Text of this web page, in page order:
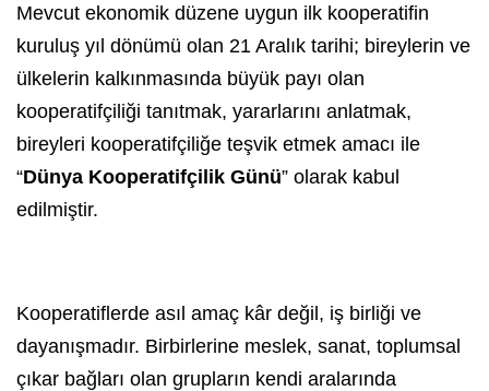
Mevcut ekonomik düzene uygun ilk kooperatifin
kuruluş yıl dönümü olan 21 Aralık tarihi; bireylerin ve
ülkelerin kalkınmasında büyük payı olan
kooperatifçiliği tanıtmak, yararlarını anlatmak,
bireyleri kooperatifçiliğe teşvik etmek amacı ile
“Dünya Kooperatifçilik Günü” olarak kabul
edilmiştir.
Kooperatiflerde asıl amaç kâr değil, iş birliği ve
dayanışmadır. Birbirlerine meslek, sanat, toplumsal
çıkar bağları olan grupların kendi aralarında